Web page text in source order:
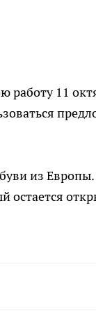
работу 11
из
остается